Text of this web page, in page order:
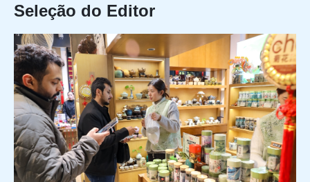
Seleção do Editor